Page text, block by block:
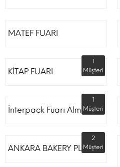
MATEF FUARI
KİTAP FUARI
1
Müşteri
İnterpack Fuarı Almanya
1
Müşteri
ANKARA BAKERY PLUS
2
Müşteri